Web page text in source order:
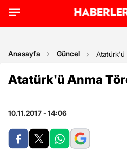
Anasayfa Güncel Atatürk'ü
Atatürk'ü Anma
10.11.2017 - 14:06